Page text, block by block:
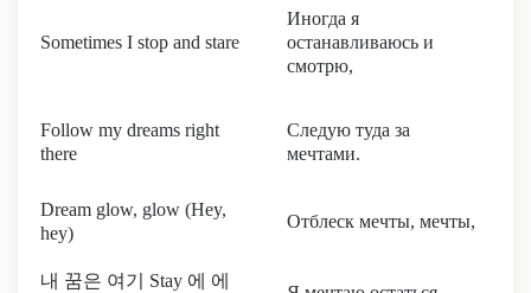
Sometimes I stop and stare
Иногда я
останавливаюсь и
смотрю,
Follow my dreams right
there
Следую туда за
мечтами.
Dream glow, glow (Hey,
hey)
Отблеск мечты, мечты,
내 꿈은 여기 Stay 에 에